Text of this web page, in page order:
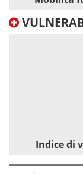
Indice di